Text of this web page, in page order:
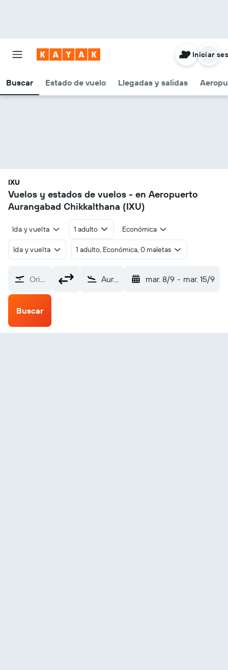
Buscar Estado de vuelo Llegadas y salidas
Iniciar
IXU
Vuelos y estados de vuelos - en Aeropuerto
Aurangabad Chikkalthana (IXU)
Ida y vuelta 1 adulto Económica
Ida y vuelta 1 adulto, Económica, 0 maletas
Origen Aurangabad Chikkalthana (IXU) mar. 8/9 - mar. 15/9
Buscar